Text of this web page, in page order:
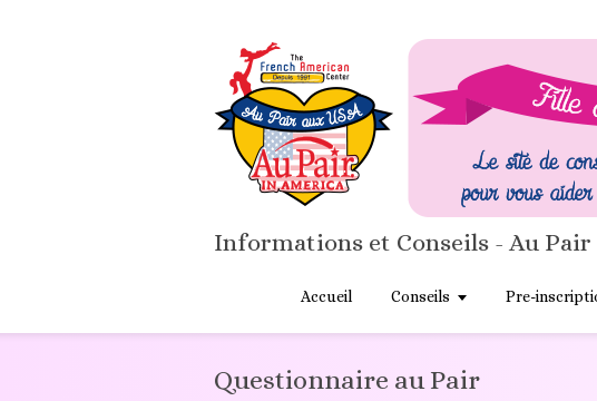
Informations et Conseils - Au Pair
Accueil Conseils Pre-
Questionnaire au Pair